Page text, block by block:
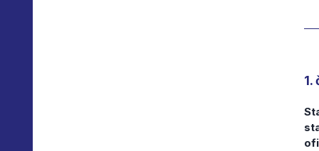
1.